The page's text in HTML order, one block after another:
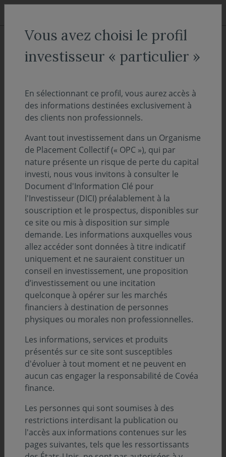
Aller au menu
Aller au contenu
ACCUEIL Décryptages
Préavis de grève
PERSPECTIVES ÉCONOMIQUES ET FINANCIÈRES
Temps de lecture :14min
Découvrez et téléchargez l'intégralité de notre
suivi des marchés de la semaine - 7 octobre
2024
Sommaire
Analyse de l’évolution des marchés :
Obligataire par Xavier BOUSCHARAIN
Actions Europe par Antoine PEYRONNET
Actions Internationales par Paul CUTAJAR
Vous avez choisi le profil
investisseur « particulier »
En sélectionnant ce profil, vous aurez accès à
des informations destinées exclusivement à
des clients non professionnels.
Avant tout investissement dans un Organisme
de Placement Collectif (« OPC »), qui par
nature présente un risque de perte du capital
investi, nous vous invitons à consulter le
Document d'Information Clé pour
l'Investisseur (DICI) préalablement à la
souscription et le prospectus, disponibles sur
ce site ou mis à disposition sur simple
demande. Les informations auxquelles vous
allez accéder sont données à titre indicatif
uniquement et ne sauraient constituer un
conseil en investissement, une proposition
d’investissement ou une incitation
quelconque à opérer sur les marchés
financiers à destination de personnes
physiques ou morales non professionnelles.
Les informations, services et produits
présentés sur ce site sont susceptibles
d'évoluer à tout moment et ne peuvent en
aucun cas engager la responsabilité de Covéa
finance.
Les personnes qui sont soumises à des
restrictions interdisant la publication ou
l'accès aux informations contenues sur les
pages suivantes, tels que les ressortissants